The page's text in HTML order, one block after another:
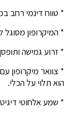
* טווח דינמי רחב
* המיקרופון מסוגל
* זרוע גמישה ותופסן
* צוואר מיקרופון
הוא תלוי על הכלי.
* שמע אלחוטי